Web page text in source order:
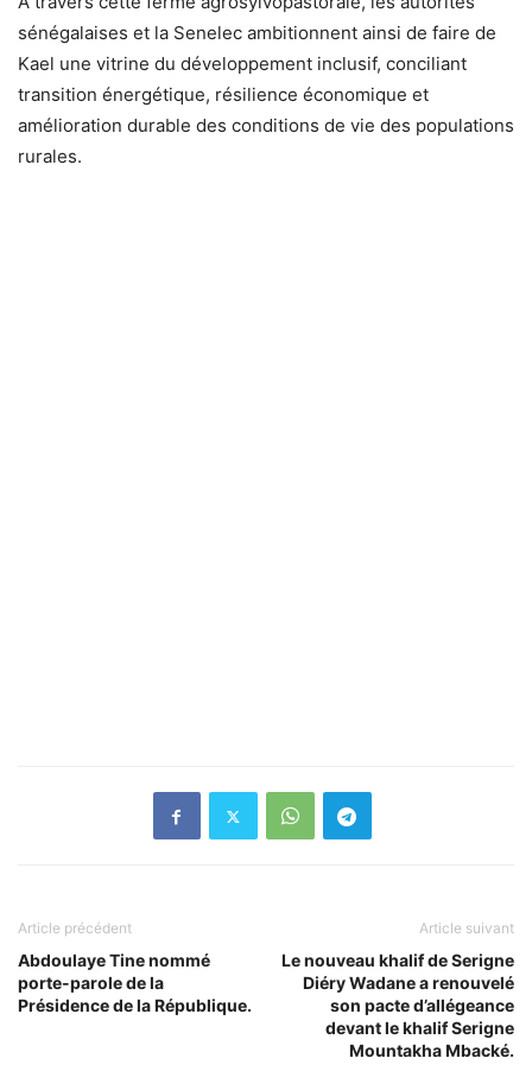
sénégalaises et la Senelec ambitionnent ainsi de faire de
Kael une vitrine du développement inclusif, conciliant
transition énergétique, résilience économique et
amélioration durable des conditions de vie des populations
rurales.
Article précédent
Abdoulaye Tine nommé
porte-parole de la
Présidence de la République.
Article suivant
Le nouveau khalif de Serigne
Diéry Wadane a renouvelé
son pacte d’allégeance
devant le khalif Serigne
Mountakha Mbacké.